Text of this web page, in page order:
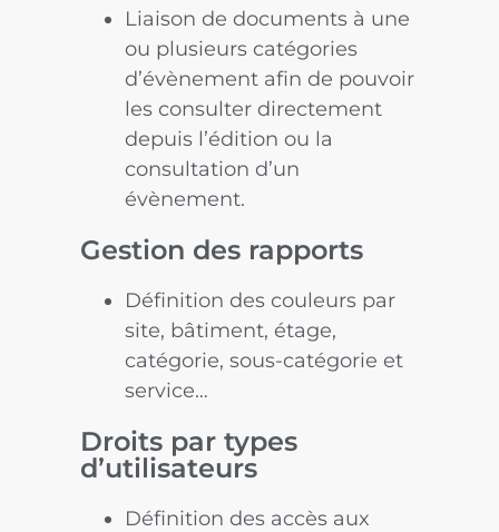
Liaison de documents à une
ou plusieurs catégories
d’évènement afin de pouvoir
les consulter directement
depuis l’édition ou la
consultation d’un
évènement.
Gestion des rapports
Définition des couleurs par
site, bâtiment, étage,
catégorie, sous-catégorie et
service…
Droits par types
d’utilisateurs
Définition des accès aux